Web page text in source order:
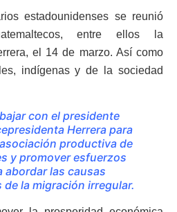
estadounidenses se reunió
entre ellos la
el 14 de marzo. Así como
indígenas y de la sociedad
con el presidente
Herrera para
productiva de
y promover esfuerzos
abordar las causas
la migración irregular.